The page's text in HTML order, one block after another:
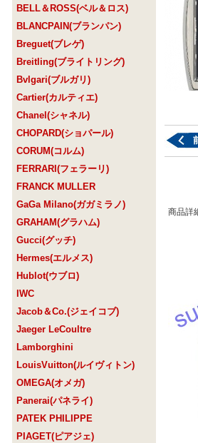
BELL＆ROSS(ベル＆ロス)
BLANCPAIN(ブランパン)
Breguet(ブレゲ)
Breitling(ブライトリング)
Bvlgari(ブルガリ)
Cartier(カルティエ)
Chanel(シャネル)
CHOPARD(ショパール)
CORUM(コルム)
FERRARI(フェラーリ)
FRANCK MULLER
GaGa Milano(ガガミラノ)
GRAHAM(グラハム)
Gucci(グッチ)
Hermes(エルメス)
Hublot(ウブロ)
IWC
Jacob＆Co.(ジェイコブ)
Jaeger LeCoultre
Lamborghini
LouisVuitton(ルイヴィトン)
OMEGA(オメガ)
Panerai(パネライ)
PATEK PHILIPPE
PIAGET(ピアジェ)
商品詳